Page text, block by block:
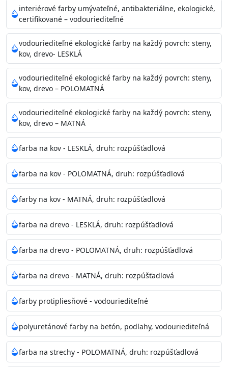
znižuje (o 99,9%) množstvo baktérií na povrchu náteru.
Preto jevhodná na nátery priestor s
vysokými nárokmi na hygienickú čistotu ako sú
nemocnice, pôrodnice, operačné
sály, potravinárske priestory, detské izby, školy,
škôlky, telocvične, a samozrejme je
vhodná aj do bežných priestorov. Je plne umývateľná
(trieda 2 podľa EN 13300) pri
zachovaní priedušnosti vodných pár z natretých
povrchov. Má vynikajúcu kryciu schopnosť,
vysokú výdatnosť a výborný rozliv. Je možné ju tónovať v
bohatej škále odtieňov.
Odtieň: Biela + je možné tónovať podľa RAL, NCS,
Pantone
Informácie k aplikácií
Pred použitím farbu narieďte do 10% vodou podľa
spôsobu aplikácie. Dobre premiešajte a občas opakujte
aj počas náteru. Naneste jednu
vrstvu štetcom, valčekom alebo striekacou pištoľou
farba zasychá na dotyk po 30-60min./23°C po
dokonalom preschnutí minimálne 3-
4hod/23°C je možné aplikovať ďalšiu vrstvu náteru.
Doba schnutia je závislá na poveternostných
podmienkach s vyššou vlhkosťou a nižšou
teplotou sa doba schnutia predlžuje.
interiérové farby umývateľné, antibakteriálne, ekologické,
certifikované – vodouriediteľné
vodouriediteľné ekologické farby na každý povrch: steny,
kov, drevo- LESKLÁ
vodouriediteľné ekologické farby na každý povrch: steny,
kov, drevo – POLOMATNÁ
vodouriediteľné ekologické farby na každý povrch: steny,
kov, drevo – MATNÁ
farba na kov - LESKLÁ, druh: rozpúšťadlová
farba na kov - POLOMATNÁ, druh: rozpúšťadlová
farby na kov - MATNÁ, druh: rozpúšťadlová
farba na drevo - LESKLÁ, druh: rozpúšťadlová
farba na drevo - POLOMATNÁ, druh: rozpúšťadlová
farba na drevo - MATNÁ, druh: rozpúšťadlová
farby protipliesňové - vodouriediteľné
polyuretánové farby na betón, podlahy, vodouriediteľná
farba na strechy - POLOMATNÁ, druh: rozpúšťadlová